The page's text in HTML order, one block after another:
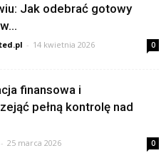
Jak odebrać gotowy
- 14 kwietnia 2026 0
finansowa i
pełną kontrolę nad
- 25 marca 2026 0